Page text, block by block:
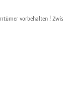
vorbehalten !